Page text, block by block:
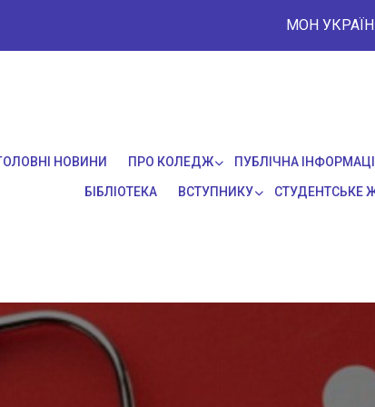
МОН
НОВИНИ ПРО КОЛЕДЖ ПУБЛІЧНА
БІБЛІОТЕКА ВСТУПНИКУ СТУДЕНТСЬКЕ